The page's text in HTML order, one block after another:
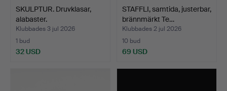
SKULPTUR. Druvklasar,
alabaster.
Klubbades 3 jul 2026
1 bud
32 USD
STAFFLI, samtida, justerbar,
brännmärkt Te…
Klubbades 2 jul 2026
10 bud
69 USD